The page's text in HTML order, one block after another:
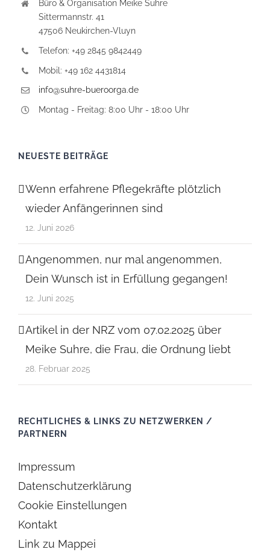
Büro & Organisation Meike Suhre
Sittermannstr. 41
47506 Neukirchen-Vluyn
Telefon: +49 2845 9842449
Mobil: +49 162 4431814
info@suhre-bueroorga.de
Montag - Freitag: 8:00 Uhr - 18:00 Uhr
NEUESTE BEITRÄGE
Wenn erfahrene Pflegekräfte plötzlich
wieder Anfängerinnen sind
12. Juni 2026
Angenommen, nur mal angenommen,
Dein Wunsch ist in Erfüllung gegangen!
12. Juni 2025
Artikel in der NRZ vom 07.02.2025 über
Meike Suhre, die Frau, die Ordnung liebt
28. Februar 2025
RECHTLICHES & LINKS ZU NETZWERKEN /
PARTNERN
Impressum
Datenschutzerklärung
Cookie Einstellungen
Kontakt
Link zu Mappei